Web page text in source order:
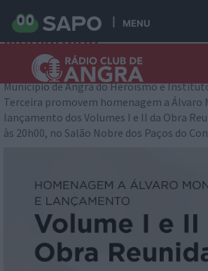
MENU
Cerimónia de
Monjardino
Angra do Heroísmo 2026-05-15 12:52:04
Município de Angra do Heroísmo e
Terceira promovem homenagem a Álvaro
lançamento dos Volumes I e II da Obra
às 20h00, no Salão Nobre dos Paços do